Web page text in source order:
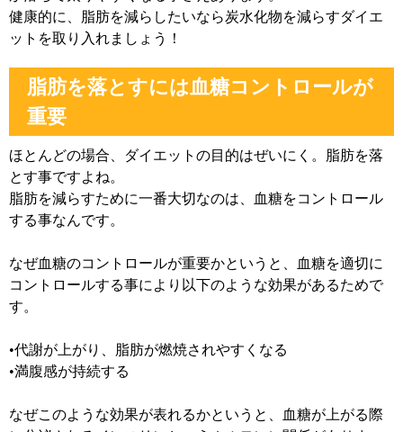
健康的に、脂肪を減らしたいなら炭水化物を減らすダイエ
ットを取り入れましょう！
脂肪を落とすには血糖コントロールが
重要
ほとんどの場合、ダイエットの目的はぜいにく。脂肪を落
とす事ですよね。
脂肪を減らすために一番大切なのは、血糖をコントロール
する事なんです。
なぜ血糖のコントロールが重要かというと、血糖を適切に
コントロールする事により以下のような効果があるためで
す。
•代謝が上がり、脂肪が燃焼されやすくなる
•満腹感が持続する
なぜこのような効果が表れるかというと、血糖が上がる際